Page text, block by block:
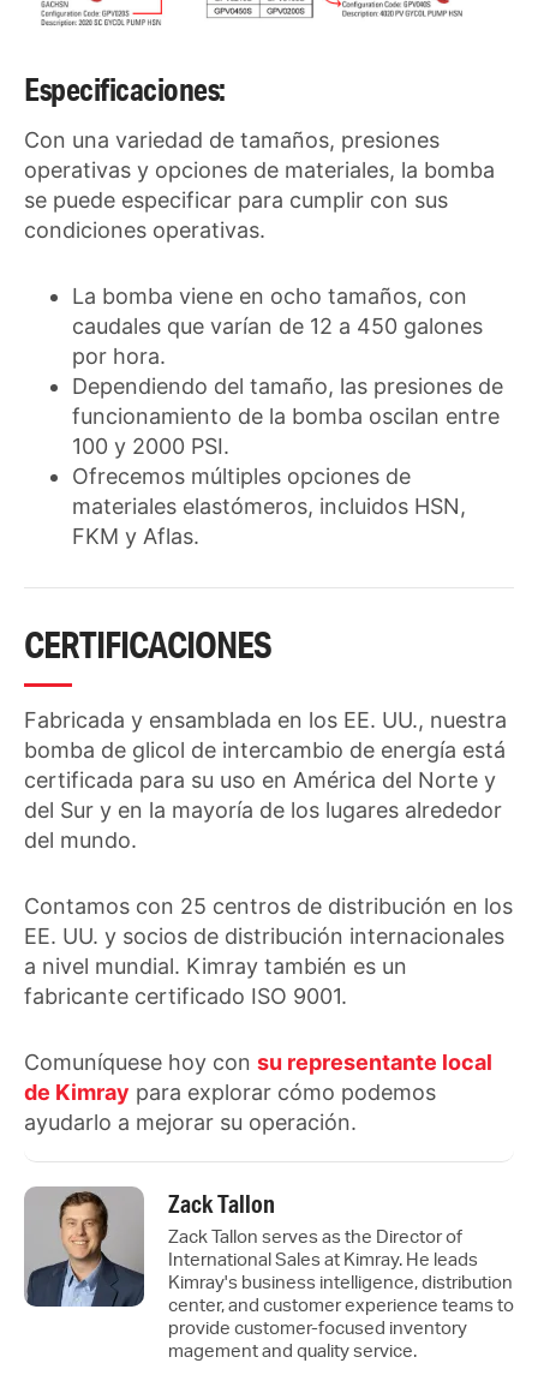
Especificaciones:
Con una variedad de tamaños, presiones
operativas y opciones de materiales, la bomba
se puede especificar para cumplir con sus
condiciones operativas.
La bomba viene en ocho tamaños, con
caudales que varían de 12 a 450 galones
por hora.
Dependiendo del tamaño, las presiones de
funcionamiento de la bomba oscilan entre
100 y 2000 PSI.
Ofrecemos múltiples opciones de
materiales elastómeros, incluidos HSN,
FKM y Aflas.
CERTIFICACIONES
Fabricada y ensamblada en los EE. UU., nuestra
bomba de glicol de intercambio de energía está
certificada para su uso en América del Norte y
del Sur y en la mayoría de los lugares alrededor
del mundo.
Contamos con 25 centros de distribución en los
EE. UU. y socios de distribución internacionales
a nivel mundial. Kimray también es un
fabricante certificado ISO 9001.
Comuníquese hoy con su representante local
de Kimray para explorar cómo podemos
ayudarlo a mejorar su operación.
Zack Tallon
Zack Tallon serves as the Director of
International Sales at Kimray. He leads
Kimray's business intelligence, distribution
center, and customer experience teams to
provide customer-focused inventory
magement and quality service.